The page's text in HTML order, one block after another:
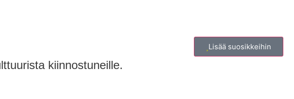
Lisää suosikkeihin
kiinnostuneille.